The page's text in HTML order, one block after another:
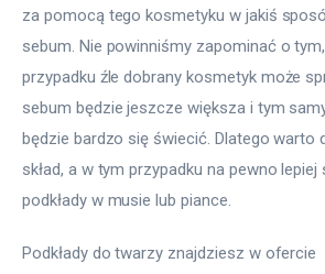
za pomocą tego kosmetyku w jakiś
sebum. Nie powinniśmy zapominać o
przypadku źle dobrany kosmetyk może
sebum będzie jeszcze większa i tym
będzie bardzo się świecić. Dlatego warto
skład, a w tym przypadku na pewno
podkłady w musie lub piance.
Podkłady do twarzy znajdziesz w ofercie